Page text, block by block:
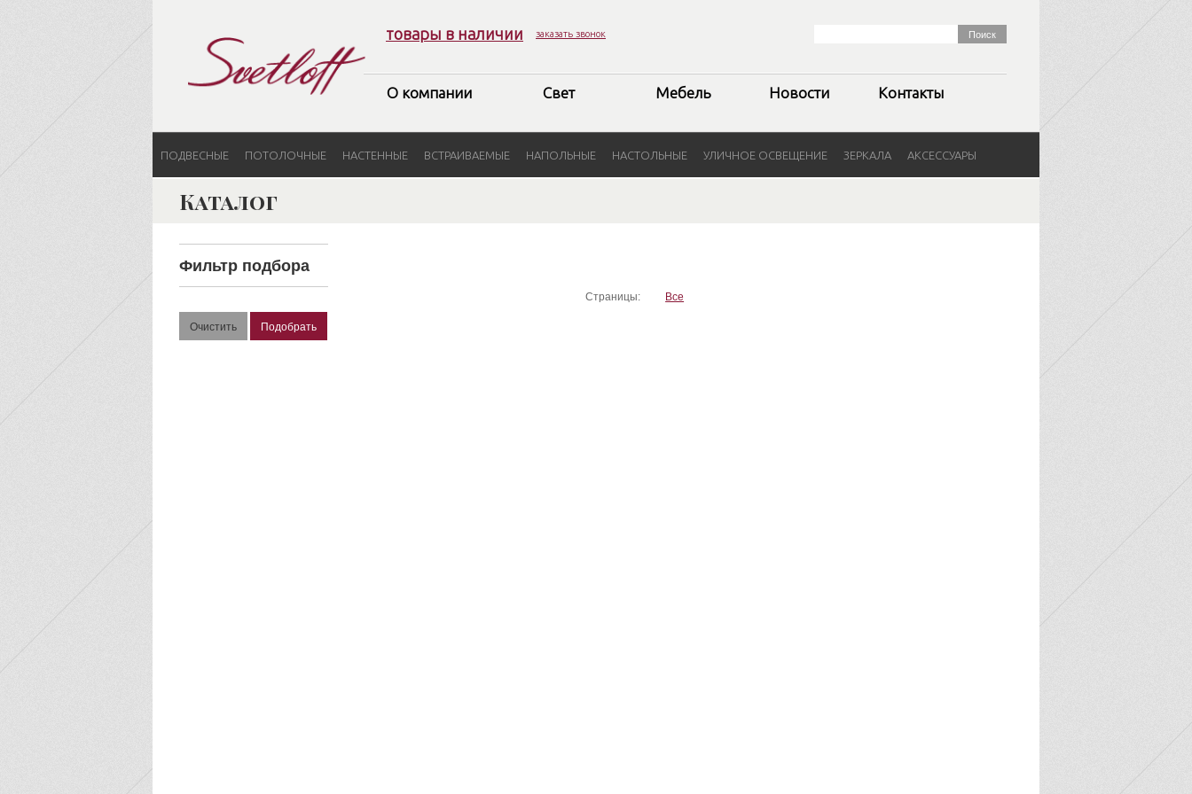
товары в наличии заказать звонок
О компании Свет Мебель Новости Контакты
ПОДВЕСНЫЕ ПОТОЛОЧНЫЕ НАСТЕННЫЕ ВСТРАИВАЕМЫЕ НАПОЛЬНЫЕ НАСТОЛЬНЫЕ УЛИЧНОЕ ОСВЕЩЕНИЕ ЗЕРКАЛА АКСЕССУАРЫ
Каталог
Фильтр подбора
Страницы: Все